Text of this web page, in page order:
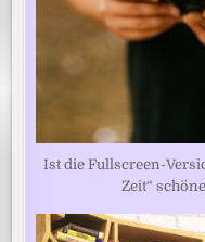
Ist die Fullscreen-
Zeit“